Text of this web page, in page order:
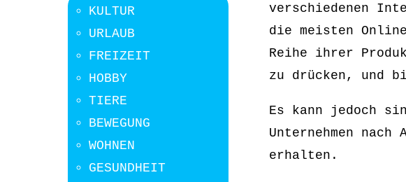
verschiedenen
die meisten
Reihe ihrer
zu drücken, und
Es kann jedoch
Unternehmen
erhalten.
KULTUR
URLAUB
FREIZEIT
HOBBY
TIERE
BEWEGUNG
WOHNEN
GESUNDHEIT